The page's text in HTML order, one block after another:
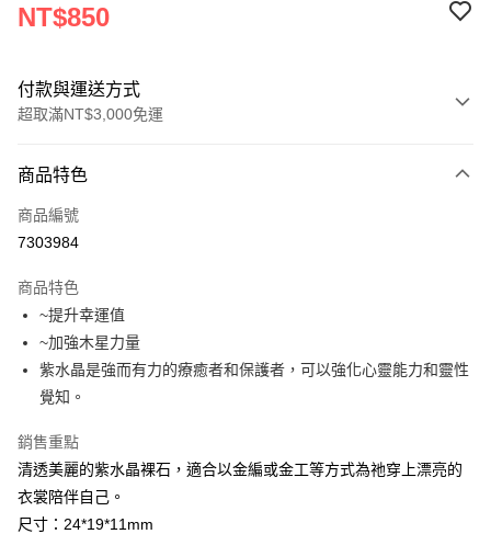
NT$850
付款與運送方式
超取滿NT$3,000免運
信用卡一次付款
超商取貨付款
Apple Pay
街口支付
悠遊付
ATM付款
全家取貨付款
商品特色
商品編號
7303984
商品特色
~提升幸運值
~加強木星力量
紫水晶是強而有力的療癒者和保護者，可以強化心靈能力和靈性
覺知。
銷售重點
清透美麗的紫水晶裸石，適合以金編或金工等方式為祂穿上漂亮的
衣裳陪伴自己。
尺寸：24*19*11mm